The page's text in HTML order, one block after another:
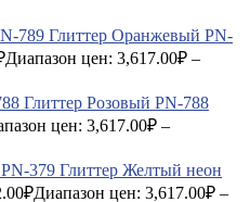
Глиттер Оранжевый PN-
Диапазон цен: 3,617.00₽ –
Глиттер Розовый PN-788
цен: 3,617.00₽ –
Глиттер Желтый неон
₽Диапазон цен: 3,617.00₽ –